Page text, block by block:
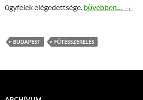
ügyfelek elégedettsége. Fűtésszerelő
bővebben… →
BUDAPEST FŰTÉSSZERELÉS